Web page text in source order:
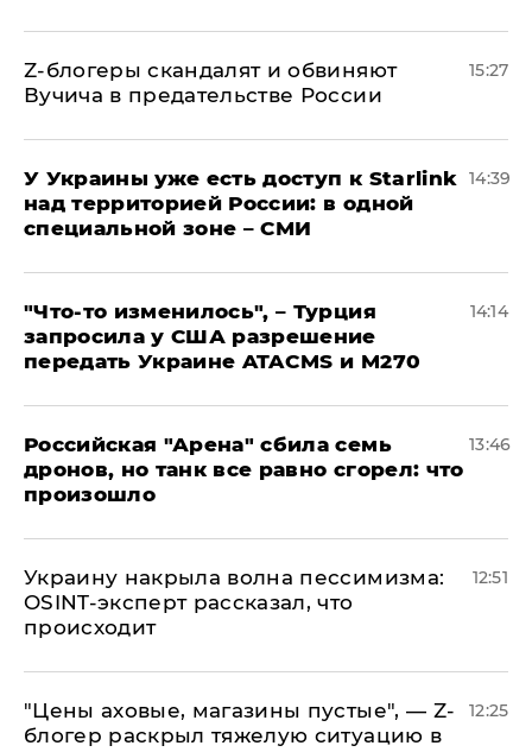
Z-блогеры скандалят и обвиняют
Вучича в предательстве России
15:27
У Украины уже есть доступ к Starlink
над территорией России: в одной
специальной зоне – СМИ
14:39
​"Что-то изменилось", – Турция
запросила у США разрешение
передать Украине ATACMS и M270
14:14
​Российская "Арена" сбила семь
дронов, но танк все равно сгорел: что
произошло
13:46
​Украину накрыла волна пессимизма:
OSINT-эксперт рассказал, что
происходит
12:51
​"Цены аховые, магазины пустые", — Z-
блогер раскрыл тяжелую ситуацию в
12:25